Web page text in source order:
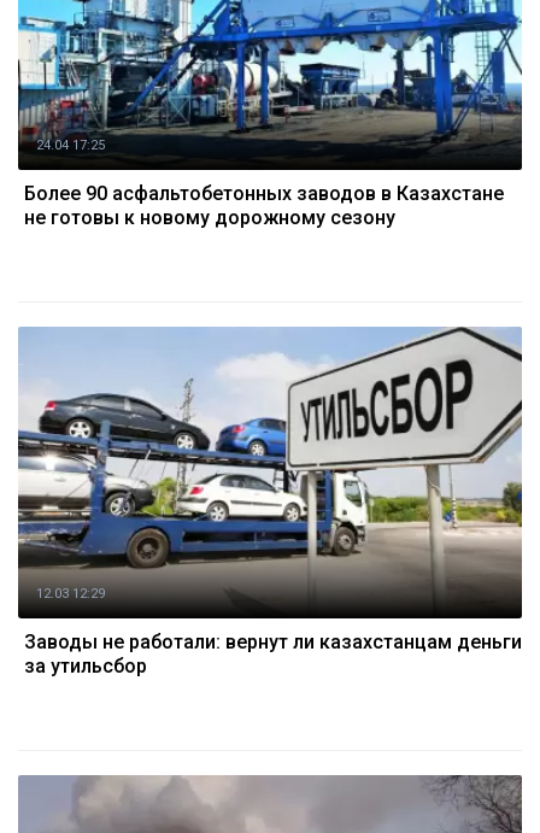
24.04 17:25
Более 90 асфальтобетонных заводов в Казахстане
не готовы к новому дорожному сезону
12.03 12:29
Заводы не работали: вернут ли казахстанцам деньги
за утильсбор